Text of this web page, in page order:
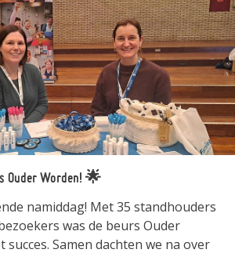
Ouder Worden! 🌟
namiddag! Met 35 standhouders
was de beurs Ouder
Samen dachten we na over